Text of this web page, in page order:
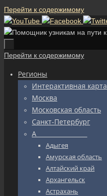
Перейти к содержимому
Перейти к содержимому
Регионы
Интерактивная карта
Москва
Московская область
Санкт-Петербург
А_________________
Адыгея
Амурская область
Алтайский край
Архангельск
Астрахань